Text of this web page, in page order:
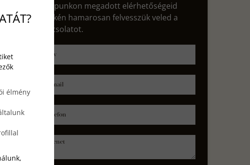
Űrlapunkon megadott elérhetőségeid
egyikén hamarosan felvesszük veled a
kapcsolatot.
Név
E-mail
Telefon
Üzenet
élmény